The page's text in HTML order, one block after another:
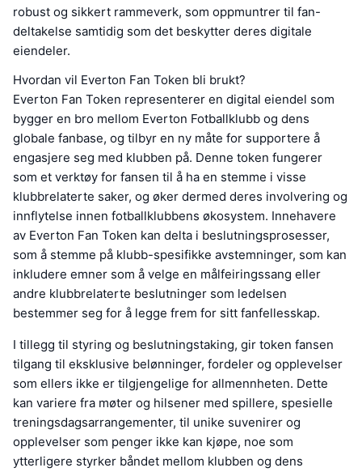
robust og sikkert rammeverk, som oppmuntrer til fan-
deltakelse samtidig som det beskytter deres digitale
eiendeler.
Hvordan vil Everton Fan Token bli brukt?
Everton Fan Token representerer en digital eiendel som
bygger en bro mellom Everton Fotballklubb og dens
globale fanbase, og tilbyr en ny måte for supportere å
engasjere seg med klubben på. Denne token fungerer
som et verktøy for fansen til å ha en stemme i visse
klubbrelaterte saker, og øker dermed deres involvering og
innflytelse innen fotballklubbens økosystem. Innehavere
av Everton Fan Token kan delta i beslutningsprosesser,
som å stemme på klubb-spesifikke avstemninger, som kan
inkludere emner som å velge en målfeiringssang eller
andre klubbrelaterte beslutninger som ledelsen
bestemmer seg for å legge frem for sitt fanfellesskap.
I tillegg til styring og beslutningstaking, gir token fansen
tilgang til eksklusive belønninger, fordeler og opplevelser
som ellers ikke er tilgjengelige for allmennheten. Dette
kan variere fra møter og hilsener med spillere, spesielle
treningsdagsarrangementer, til unike suvenirer og
opplevelser som penger ikke kan kjøpe, noe som
ytterligere styrker båndet mellom klubben og dens